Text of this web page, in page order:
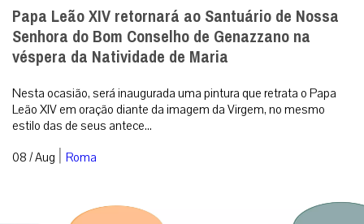
Papa Leão XIV retornará ao Santuário de Nossa
Senhora do Bom Conselho de Genazzano na
véspera da Natividade de Maria
Nesta ocasião, será inaugurada uma pintura que retrata o Papa
Leão XIV em oração diante da imagem da Virgem, no mesmo
estilo das de seus antece...
08 / Aug | Roma